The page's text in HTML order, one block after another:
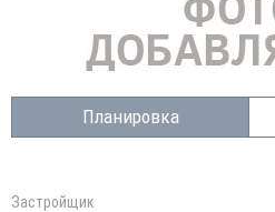
Планировка
Застройщик